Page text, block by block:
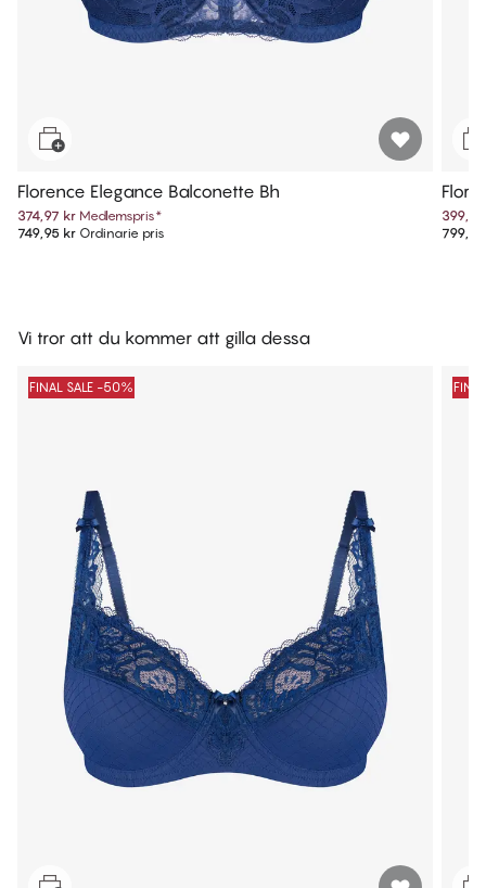
Florence Elegance Balconette Bh
374,97 kr Medlemspris*
749,95 kr Ordinarie pris
Vi tror att du kommer att gilla dessa
FINAL SALE -50%